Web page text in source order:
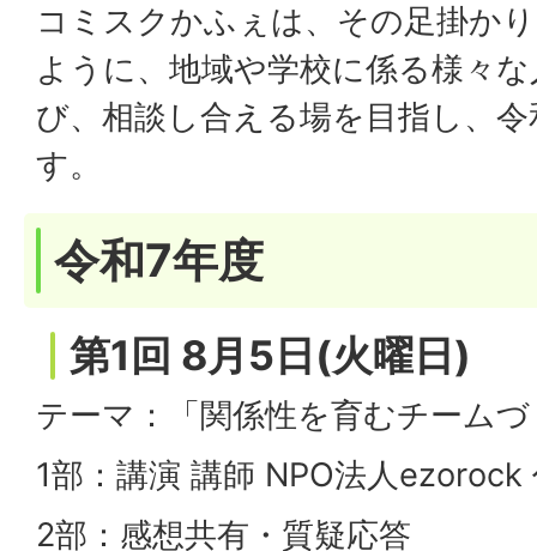
コミスクかふぇは、その足掛か
ように、地域や学校に係る様々
び、相談し合える場を目指し、
す。
令和7年度
第1回 8月5日(火曜日)
テーマ：「関係性を育むチーム
1部：講演 講師 NPO法人ezorock
2部：感想共有・質疑応答